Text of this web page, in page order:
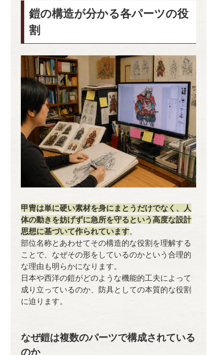
鎧の構造が分かる各パーツの役
割
甲冑は単に硬い素材を身にまとうだけでなく、人
体の動きを妨げずに急所を守るという高度な設計
思想に基づいて作られています。
部位名称とあわせてその構造的な役割を理解する
ことで、なぜその形をしているのかという合理的
な理由も明らかになります。
日本や西洋の鎧がどのような機能的工夫によって
成り立っているのか、防具としての本質的な役割
に迫ります。
なぜ鎧は複数のパーツで構成されている
のか